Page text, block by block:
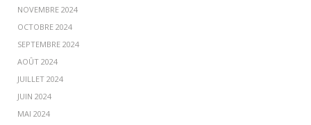
NOVEMBRE 2024
OCTOBRE 2024
SEPTEMBRE 2024
AOÛT 2024
JUILLET 2024
JUIN 2024
MAI 2024